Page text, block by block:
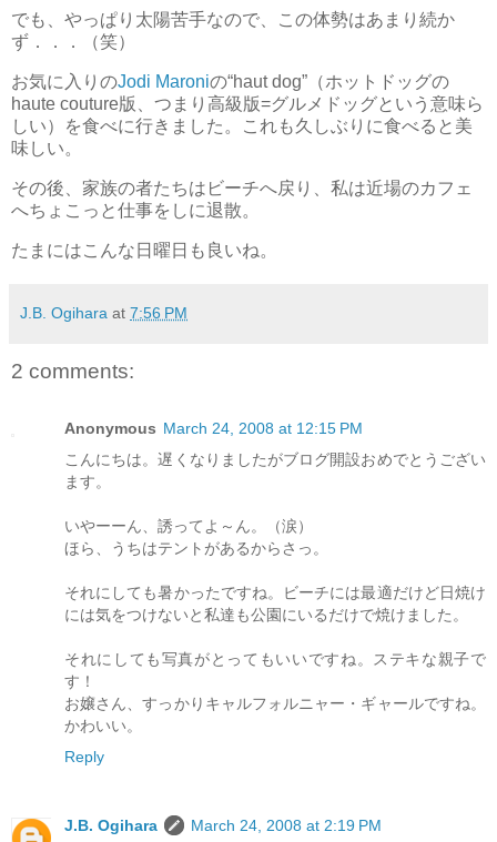
でも、やっぱり太陽苦手なので、この体勢はあまり続か
ず．．．（笑）
お気に入りのJodi Maroniの“haut dog”（ホットドッグの
haute couture版、つまり高級版=グルメドッグという意味ら
しい）を食べに行きました。これも久しぶりに食べると美
味しい。
その後、家族の者たちはビーチへ戻り、私は近場のカフェ
へちょこっと仕事をしに退散。
たまにはこんな日曜日も良いね。
J.B. Ogihara at 7:56 PM
2 comments:
Anonymous March 24, 2008 at 12:15 PM
こんにちは。遅くなりましたがブログ開設おめでとうござい
ます。
いやーーん、誘ってよ～ん。（涙）
ほら、うちはテントがあるからさっ。
それにしても暑かったですね。ビーチには最適だけど日焼け
には気をつけないと私達も公園にいるだけで焼けました。
それにしても写真がとってもいいですね。ステキな親子で
す！
お嬢さん、すっかりキャルフォルニャー・ギャールですね。
かわいい。
Reply
J.B. Ogihara
March 24, 2008 at 2:19 PM